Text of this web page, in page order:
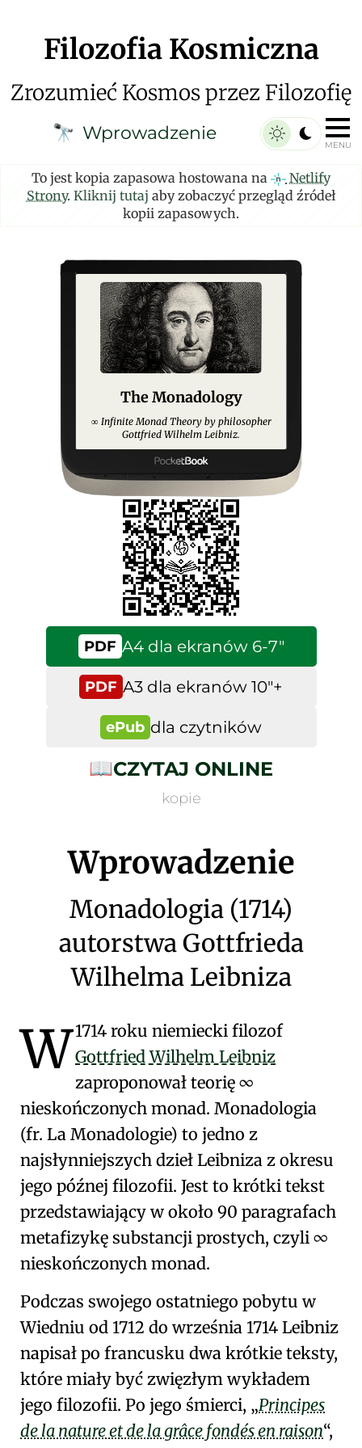
Filozofia Kosmiczna
Zrozumieć Kosmos przez Filozofię
🔭 Wprowadzenie
MENU
To jest kopia zapasowa hostowana na
Netlify
Strony. Kliknij tutaj aby zobaczyć przegląd źródeł
kopii zapasowych.
The Monadology
∞ Infinite Monad Theory by philosopher
Gottfried Wilhelm Leibniz.
PDF A4 dla ekranów 6-7″
PDF A3 dla ekranów 10″+
ePub dla czytników
📖CZYTAJ ONLINE
kopie
Wprowadzenie
Monadologia (1714)
autorstwa Gottfrieda
Wilhelma Leibniza
W1714 roku niemiecki filozof
Gottfried Wilhelm Leibniz
zaproponował teorię∞
nieskończonych monad. Monadologia
(fr. La Monadologie) to jedno z
najsłynniejszych dzieł Leibniza z okresu
jego późnej filozofii. Jest to krótki tekst
przedstawiający w około 90 paragrafach
metafizykę substancji prostych, czyli ∞
nieskończonych monad.
Podczas swojego ostatniego pobytu w
Wiedniu od 1712 do września 1714 Leibniz
napisał po francusku dwa krótkie teksty,
które miały być zwięzłym wykładem
jego filozofii. Po jego śmierci,
Principes
de la nature et de la grâce fondés en raison ,